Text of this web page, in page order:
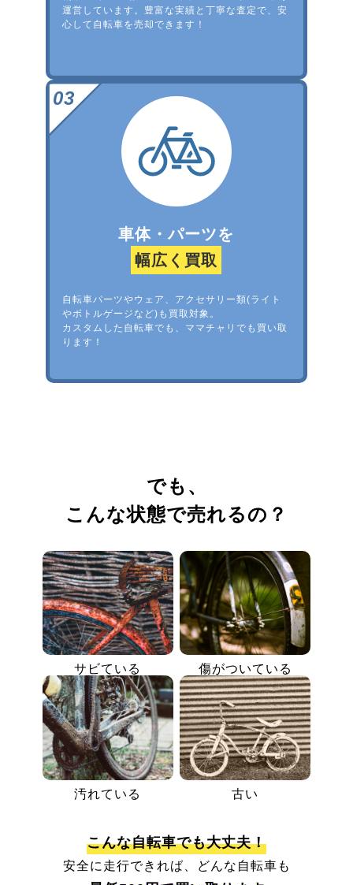
運営しています。豊富な実績と丁寧な査定で、安
心して自転車を売却できます！
車体・パーツを
幅広く買取
自転車パーツやウェア、アクセサリー類(ライト
やボトルゲージなど)も買取対象。
カスタムした自転車でも、ママチャリでも買い取
ります！
でも、
こんな状態で売れるの？
サビている 傷がついている
汚れている 古い
こんな自転車でも大丈夫！
安全に走行できれば、どんな自転車も